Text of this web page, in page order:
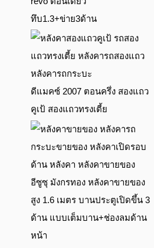
ทึบ1.3+ข่าย3ด้าน
ดีแมคซ์ 2007 ตอนครึ่ง สองแถว
คูเป้ สองแถวทรงเตี้ย
อีซูซุ มังกรทอง หลังคาขายของ
สูง 1.6 เมตร บานประตูเปิดขึ้น 3
ด้าน แบบเต็มบาน+ช่องลมด้าน
หน้า